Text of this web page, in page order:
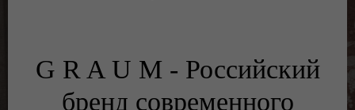
G R A U M - Российский
бренд современного